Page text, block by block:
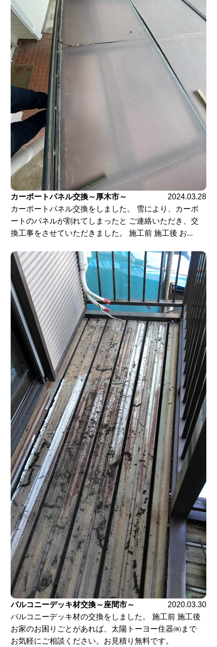
カーポートパネル交換～厚木市～
2024.03.28
カーポートパネル交換をしました。 雪により、カーポ
ートのパネルが割れてしまったと ご連絡いただき、交
換工事をさせていただきました。 施工前 施工後 お...
バルコニーデッキ材交換～座間市～
2020.03.30
バルコニーデッキ材の交換をしました。 施工前 施工後
お家のお困りごとがあれば、太陽トーヨー住器㈱まで
お気軽にご相談ください。お見積り無料です。